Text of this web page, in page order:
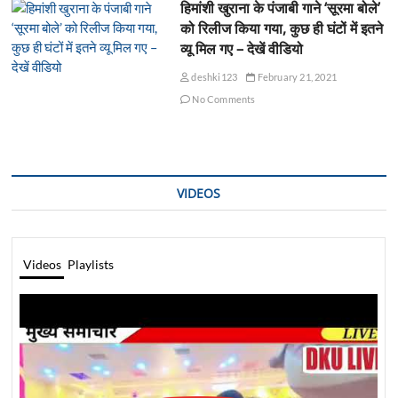
हिमांशी खुराना के पंजाबी गाने ‘सूरमा बोले’
को रिलीज किया गया, कुछ ही घंटों में इतने
व्यू मिल गए – देखें वीडियो
deshki123
February 21, 2021
No Comments
VIDEOS
Videos Playlists